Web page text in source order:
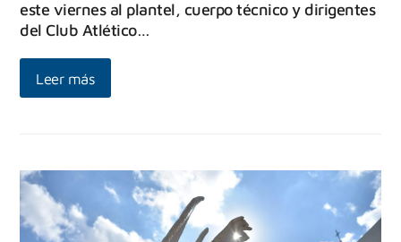
este viernes al plantel, cuerpo técnico y dirigentes
del Club Atlético…
Leer más